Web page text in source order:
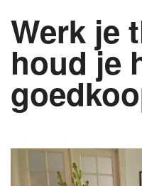
Werk je
houd je